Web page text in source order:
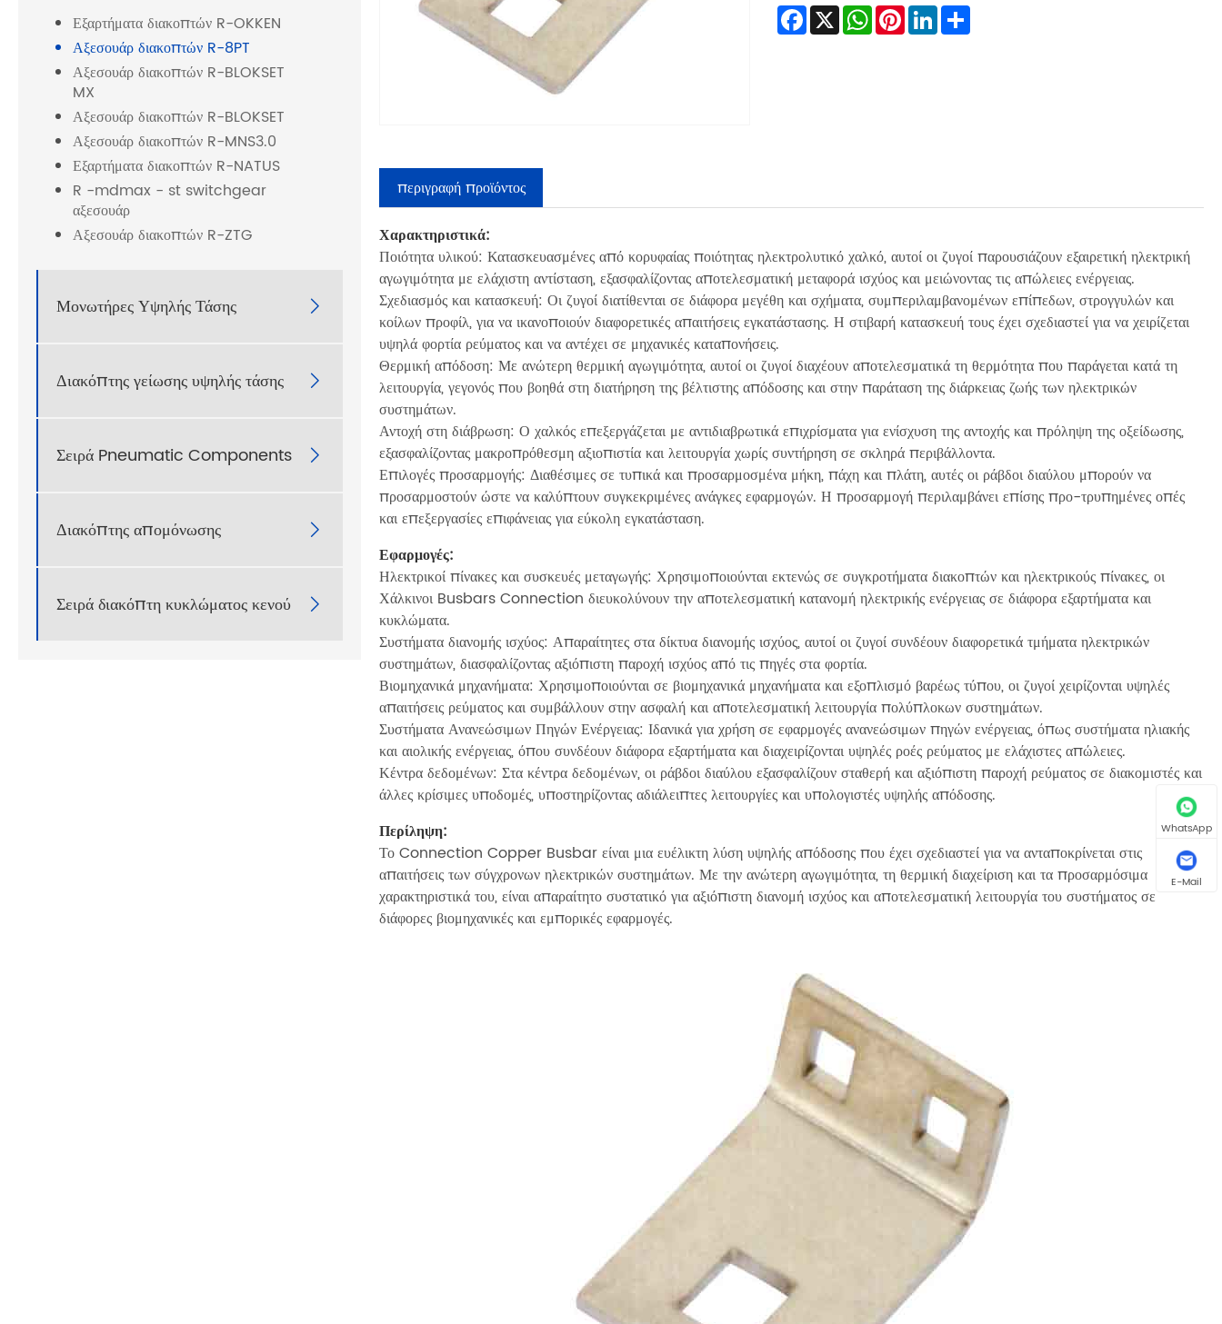
Εξαρτήματα διακοπτών R-OKKEN
Αξεσουάρ διακοπτών R-8PT
Αξεσουάρ διακοπτών R-BLOKSET
MX
Αξεσουάρ διακοπτών R-BLOKSET
Αξεσουάρ διακοπτών R-MNS3.0
Εξαρτήματα διακοπτών R-NATUS
R -mdmax - st switchgear
αξεσουάρ
Αξεσουάρ διακοπτών R-ZTG
Μονωτήρες Υψηλής Τάσης 
Διακόπτης γείωσης υψηλής τάσης 
Σειρά Pneumatic Components 
Διακόπτης απομόνωσης 
Σειρά διακόπτη κυκλώματος κενού 
Facebook
X WhatsApp
Pinterest
LinkedInShare
περιγραφή προϊόντος
Χαρακτηριστικά:
Ποιότητα υλικού: Κατασκευασμένες από κορυφαίας ποιότητας ηλεκτρολυτικό χαλκό, αυτοί οι ζυγοί παρουσιάζουν εξαιρετική ηλεκτρική
αγωγιμότητα με ελάχιστη αντίσταση, εξασφαλίζοντας αποτελεσματική μεταφορά ισχύος και μειώνοντας τις απώλειες ενέργειας.
Σχεδιασμός και κατασκευή: Οι ζυγοί διατίθενται σε διάφορα μεγέθη και σχήματα, συμπεριλαμβανομένων επίπεδων, στρογγυλών και
κοίλων προφίλ, για να ικανοποιούν διαφορετικές απαιτήσεις εγκατάστασης. Η στιβαρή κατασκευή τους έχει σχεδιαστεί για να χειρίζεται
υψηλά φορτία ρεύματος και να αντέχει σε μηχανικές καταπονήσεις.
Θερμική απόδοση: Με ανώτερη θερμική αγωγιμότητα, αυτοί οι ζυγοί διαχέουν αποτελεσματικά τη θερμότητα που παράγεται κατά τη
λειτουργία, γεγονός που βοηθά στη διατήρηση της βέλτιστης απόδοσης και στην παράταση της διάρκειας ζωής των ηλεκτρικών
συστημάτων.
Αντοχή στη διάβρωση: Ο χαλκός επεξεργάζεται με αντιδιαβρωτικά επιχρίσματα για ενίσχυση της αντοχής και πρόληψη της οξείδωσης,
εξασφαλίζοντας μακροπρόθεσμη αξιοπιστία και λειτουργία χωρίς συντήρηση σε σκληρά περιβάλλοντα.
Επιλογές προσαρμογής: Διαθέσιμες σε τυπικά και προσαρμοσμένα μήκη, πάχη και πλάτη, αυτές οι ράβδοι διαύλου μπορούν να
προσαρμοστούν ώστε να καλύπτουν συγκεκριμένες ανάγκες εφαρμογών. Η προσαρμογή περιλαμβάνει επίσης προ-τρυπημένες οπές
και επεξεργασίες επιφάνειας για εύκολη εγκατάσταση.
Εφαρμογές:
Ηλεκτρικοί πίνακες και συσκευές μεταγωγής: Χρησιμοποιούνται εκτενώς σε συγκροτήματα διακοπτών και ηλεκτρικούς πίνακες, οι
Χάλκινοι Busbars Connection διευκολύνουν την αποτελεσματική κατανομή ηλεκτρικής ενέργειας σε διάφορα εξαρτήματα και
κυκλώματα.
Συστήματα διανομής ισχύος: Απαραίτητες στα δίκτυα διανομής ισχύος, αυτοί οι ζυγοί συνδέουν διαφορετικά τμήματα ηλεκτρικών
συστημάτων, διασφαλίζοντας αξιόπιστη παροχή ισχύος από τις πηγές στα φορτία.
Βιομηχανικά μηχανήματα: Χρησιμοποιούνται σε βιομηχανικά μηχανήματα και εξοπλισμό βαρέως τύπου, οι ζυγοί χειρίζονται υψηλές
απαιτήσεις ρεύματος και συμβάλλουν στην ασφαλή και αποτελεσματική λειτουργία πολύπλοκων συστημάτων.
Συστήματα Ανανεώσιμων Πηγών Ενέργειας: Ιδανικά για χρήση σε εφαρμογές ανανεώσιμων πηγών ενέργειας, όπως συστήματα ηλιακής
και αιολικής ενέργειας, όπου συνδέουν διάφορα εξαρτήματα και διαχειρίζονται υψηλές ροές ρεύματος με ελάχιστες απώλειες.
Κέντρα δεδομένων: Στα κέντρα δεδομένων, οι ράβδοι διαύλου εξασφαλίζουν σταθερή και αξιόπιστη παροχή ρεύματος σε διακομιστές και
άλλες κρίσιμες υποδομές, υποστηρίζοντας αδιάλειπτες λειτουργίες και υπολογιστές υψηλής απόδοσης.
Περίληψη:
Το Connection Copper Busbar είναι μια ευέλικτη λύση υψηλής απόδοσης που έχει σχεδιαστεί για να ανταποκρίνεται στις
απαιτήσεις των σύγχρονων ηλεκτρικών συστημάτων. Με την ανώτερη αγωγιμότητα, τη θερμική διαχείριση και τα προσαρμόσιμα
χαρακτηριστικά του, είναι απαραίτητο συστατικό για αξιόπιστη διανομή ισχύος και αποτελεσματική λειτουργία του συστήματος σε
διάφορες βιομηχανικές και εμπορικές εφαρμογές.
WhatsApp
E-Mail